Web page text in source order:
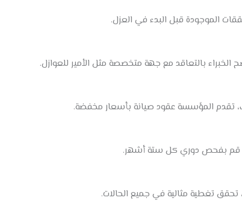
الموجودة قبل البدء في العزل.
الخبراء بالتعاقد مع جهة متخصصة مثل الأمير للعوازل.
تقدم المؤسسة عقود صيانة بأسعار مخفضة.
قم بفحص دوري كل ستة أشهر.
تغطية مثالية في جميع الحالات.